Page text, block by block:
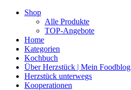
Shop
Alle Produkte
TOP-Angebote
Home
Kategorien
Kochbuch
Über Herzstück | Mein Foodblog
Herzstück unterwegs
Kooperationen